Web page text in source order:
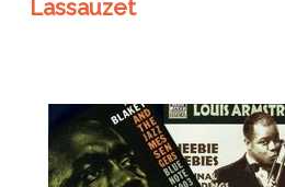
Lassauzet